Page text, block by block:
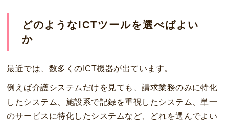
どのようなICTツールを選べばよい
か
最近では、数多くのICT機器が出ています。
例えば介護システムだけを見ても、請求業務のみに特化
したシステム、施設系で記録を重視したシステム、単一
のサービスに特化したシステムなど、どれを選んでよい